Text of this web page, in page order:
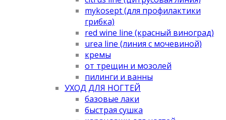
mykosept (для профилактики
грибка)
red wine line (красный виноград)
urea line (линия с мочевиной)
кремы
от трещин и мозолей
пилинги и ванны
УХОД ДЛЯ НОГТЕЙ
базовые лаки
быстрая сушка